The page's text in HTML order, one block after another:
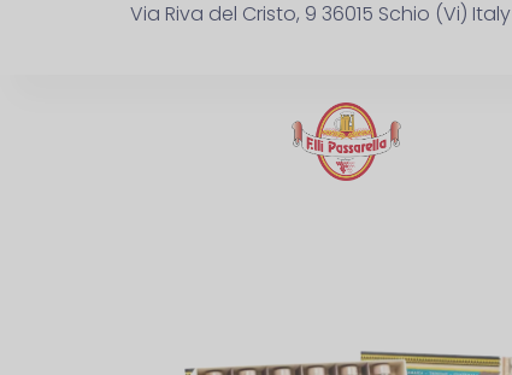
Via Riva del Cristo, 9 36015 Schio (Vi) Italy